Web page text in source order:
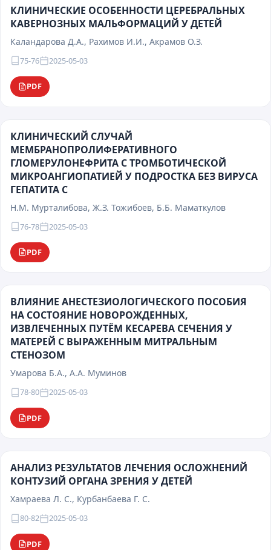
КЛИНИЧЕСКИЕ ОСОБЕННОСТИ ЦЕРЕБРАЛЬНЫХ
КАВЕРНОЗНЫХ МАЛЬФОРМАЦИЙ У ДЕТЕЙ
Каландарова Д.А., Рахимов И.И., Акрамов О.З.
75-76 2025-05-03
PDF
КЛИНИЧЕСКИЙ СЛУЧАЙ
МЕМБРАНОПРОЛИФЕРАТИВНОГО
ГЛОМЕРУЛОНЕФРИТА С ТРОМБОТИЧЕСКОЙ
МИКРОАНГИОПАТИЕЙ У ПОДРОСТКА БЕЗ ВИРУСА
ГЕПАТИТА C
Н.М. Мурталибова, Ж.З. Тожибоев, Б.Б. Маматкулов
76-78 2025-05-03
PDF
ВЛИЯНИЕ АНЕСТЕЗИОЛОГИЧЕСКОГО ПОСОБИЯ
НА СОСТОЯНИЕ НОВОРОЖДЕННЫХ,
ИЗВЛЕЧЕННЫХ ПУТЁМ КЕСАРЕВА СЕЧЕНИЯ У
МАТЕРЕЙ С ВЫРАЖЕННЫМ МИТРАЛЬНЫМ
СТЕНОЗОМ
Умарова Б.А., А.А. Муминов
78-80 2025-05-03
PDF
АНАЛИЗ РЕЗУЛЬТАТОВ ЛЕЧЕНИЯ ОСЛОЖНЕНИЙ
КОНТУЗИЙ ОРГАНА ЗРЕНИЯ У ДЕТЕЙ
Хамраева Л. С., Курбанбаева Г. С.
80-82 2025-05-03
PDF